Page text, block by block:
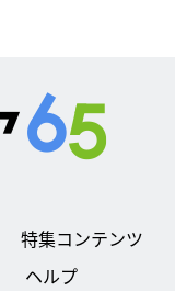
特集コンテンツ
ヘルプ